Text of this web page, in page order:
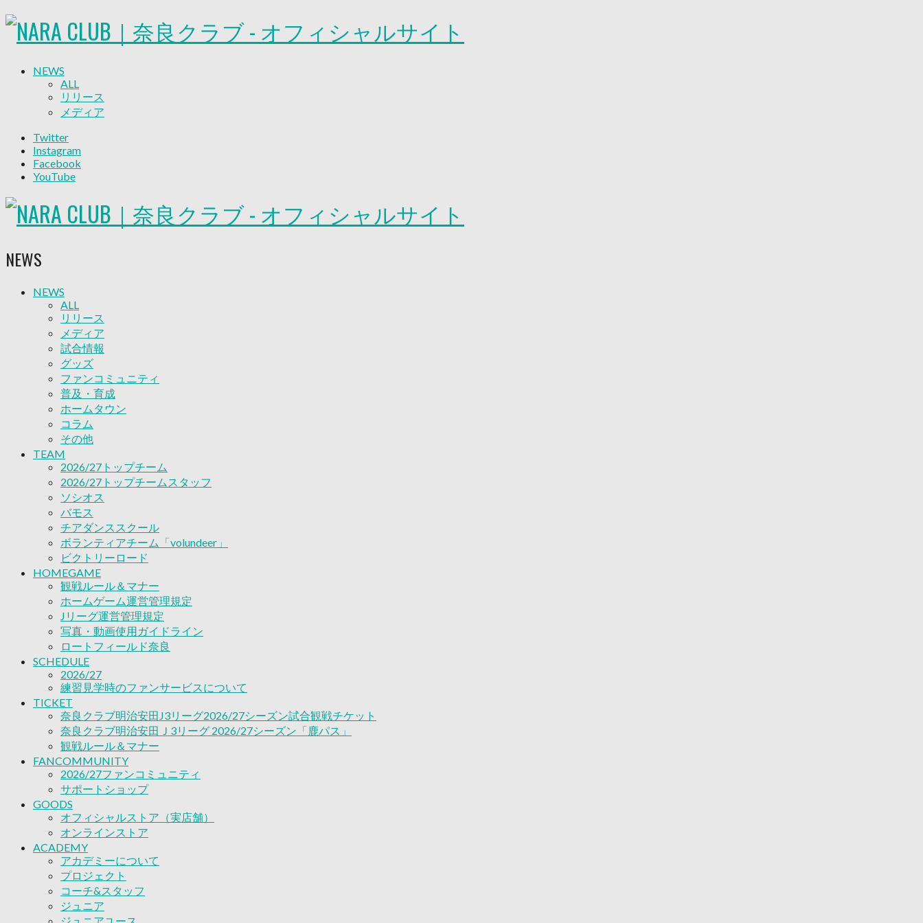
NEWS
ALL
リリース
メディア
グッズ
ファンコミュニティ
普及・育成
コラム
その他
バモス
チアダンススクール
ボランティアチーム「volundeer」
ビクトリーロード
HOMEGAME
観戦ルール＆マナー
ホームゲーム運営管理規定
Jリーグ運営管理規定
写真・動画使用ガイドライン
ロートフィールド奈良
SCHEDULE
2026/27
練習見学時のファンサービスについて
TICKET
奈良クラブ明治安田J3リーグ2026/27シーズン試合観戦チケット
奈良クラブ明治安田Ｊ3リーグ 2026/27シーズン「鹿パス」
観戦ルール＆マナー
FANCOMMUNITY
2026/27ファンコミュニティ
サポートショップ
GOODS
オフィシャルストア（実店舗）
オンラインストア
ACADEMY
アカデミーについて
プロジェクト
コーチ&スタッフ
ジュニア
ジュニアユース
ユース
練習拠点（ナラディーア）
SCHOOL
CLUB
2026/27 パートナー企業
パートナー募集
クラブ理念
クラブ情報
サステナビリティ
Web制作支援
応援プロジェクト
Twitter
Instagram
Facebook
YouTube
NEWS
NEWS
ALL
リリース
メディア
試合情報
グッズ
ファンコミュニティ
普及・育成
ホームタウン
コラム
その他
TEAM
2026/27トップチーム
2026/27トップチームスタッフ
ソシオス
バモス
チアダンススクール
ボランティアチーム「volundeer」
ビクトリーロード
HOMEGAME
観戦ルール＆マナー
ホームゲーム運営管理規定
Jリーグ運営管理規定
写真・動画使用ガイドライン
ロートフィールド奈良
SCHEDULE
2026/27
練習見学時のファンサービスについて
TICKET
奈良クラブ明治安田J3リーグ2026/27シーズン試合観戦チケット
奈良クラブ明治安田Ｊ3リーグ 2026/27シーズン「鹿パス」
観戦ルール＆マナー
FANCOMMUNITY
2026/27ファンコミュニティ
サポートショップ
GOODS
オフィシャルストア（実店舗）
オンラインストア
ACADEMY
アカデミーについて
プロジェクト
コーチ&スタッフ
ジュニア
ジュニアユース